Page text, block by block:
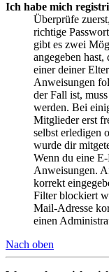
Ich habe mich
Überprüfe
richtige
gibt es zwei
angegeben hast,
einer deiner
Anweisungen
der Fall ist,
werden. Bei
Mitglieder erst
selbst erledigen
wurde dir
Wenn du eine
Anweisungen.
korrekt
Filter blockiert
Mail-Adresse
einen
Nach oben